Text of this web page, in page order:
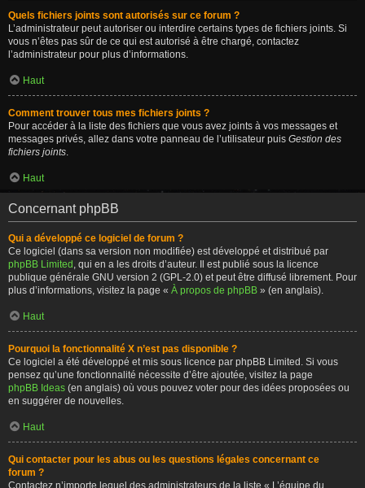
Quels fichiers joints sont autorisés sur ce forum ?
L’administrateur peut autoriser ou interdire certains types de fichiers joints. Si
vous n’êtes pas sûr de ce qui est autorisé à être chargé, contactez
l’administrateur pour plus d’informations.
Haut
Comment trouver tous mes fichiers joints ?
Pour accéder à la liste des fichiers que vous avez joints à vos messages et
messages privés, allez dans votre panneau de l’utilisateur puis Gestion des
fichiers joints.
Haut
Concernant phpBB
Qui a développé ce logiciel de forum ?
Ce logiciel (dans sa version non modifiée) est développé et distribué par
phpBB Limited , qui en a les droits d’auteur. Il est publié sous la licence
publique générale GNU version 2 (GPL-2.0) et peut être diffusé librement. Pour
plus d’informations, visitez la page « À propos de phpBB » (en anglais).
Haut
Pourquoi la fonctionnalité X n’est pas disponible ?
Ce logiciel a été développé et mis sous licence par phpBB Limited. Si vous
pensez qu’une fonctionnalité nécessite d’être ajoutée, visitez la page
phpBB Ideas (en anglais) où vous pouvez voter pour des idées proposées ou
en suggérer de nouvelles.
Haut
Qui contacter pour les abus ou les questions légales concernant ce
forum ?
Contactez n’importe lequel des administrateurs de la liste « L’équipe du